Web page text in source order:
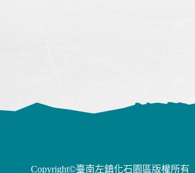
Copyright©臺南左鎮化石園區版權所有